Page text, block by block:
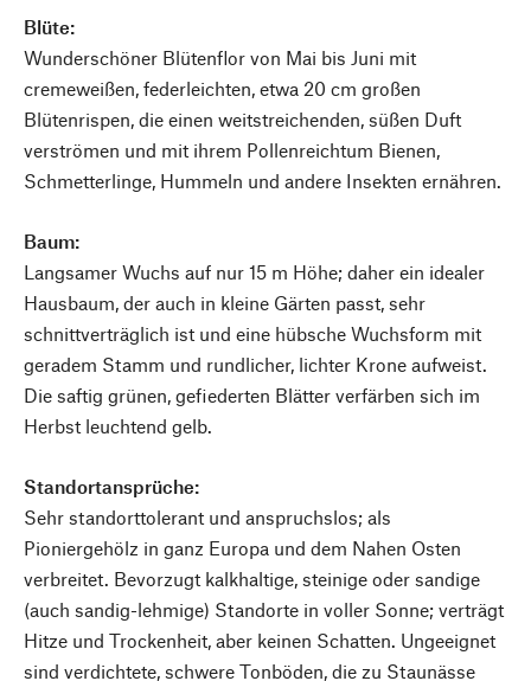
Blüte:
Wunderschöner Blütenflor von Mai bis Juni mit
cremeweißen, federleichten, etwa 20 cm großen
Blütenrispen, die einen weitstreichenden, süßen Duft
verströmen und mit ihrem Pollenreichtum Bienen,
Schmetterlinge, Hummeln und andere Insekten ernähren.
Baum:
Langsamer Wuchs auf nur 15 m Höhe; daher ein idealer
Hausbaum, der auch in kleine Gärten passt, sehr
schnittverträglich ist und eine hübsche Wuchsform mit
geradem Stamm und rundlicher, lichter Krone aufweist.
Die saftig grünen, gefiederten Blätter verfärben sich im
Herbst leuchtend gelb.
Standortansprüche:
Sehr standorttolerant und anspruchslos; als
Pioniergehölz in ganz Europa und dem Nahen Osten
verbreitet. Bevorzugt kalkhaltige, steinige oder sandige
(auch sandig-lehmige) Standorte in voller Sonne; verträgt
Hitze und Trockenheit, aber keinen Schatten. Ungeeignet
sind verdichtete, schwere Tonböden, die zu Staunässe